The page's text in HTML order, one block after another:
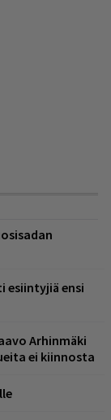
esiintyjiä ensi
Arhinmäki
ei kiinnosta